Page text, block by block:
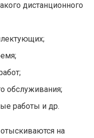
дистанционного
обслуживания;
работы и др.
на